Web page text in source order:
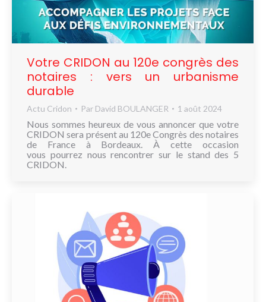
CONNAÎTRE
CONTACT
Votre CRIDON au 120e congrès des
notaires : vers un urbanisme
durable
Actu Cridon Par David BOULANGER 1 août 2024
Nous sommes heureux de vous annoncer que votre
CRIDON sera présent au 120e Congrès des notaires
de France à Bordeaux. À cette occasion
vous pourrez nous rencontrer sur le stand des 5
CRIDON.